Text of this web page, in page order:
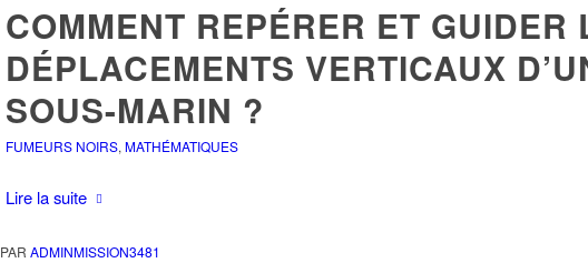
COMMENT REPÉRER ET GUIDER
DÉPLACEMENTS VERTICAUX
SOUS-MARIN ?
FUMEURS NOIRS, MATHÉMATIQUES
Lire la suite
PAR ADMINMISSION3481